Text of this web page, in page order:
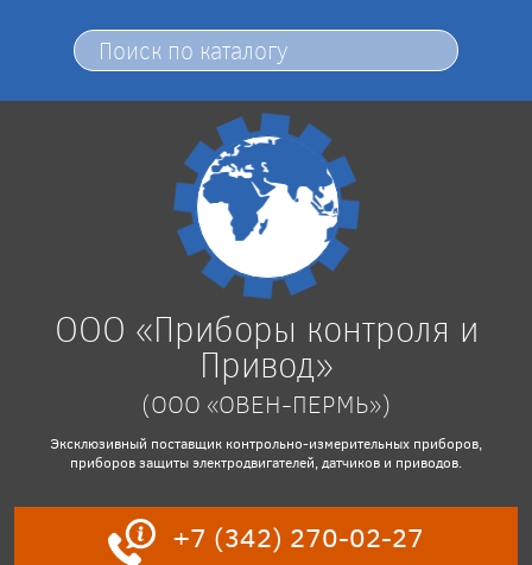
ООО «Приборы контроля и
Привод»
(ООО «ОВЕН-ПЕРМЬ»)
Эксклюзивный поставщик контрольно-измерительных приборов,
приборов защиты электродвигателей, датчиков и приводов.
+7 (342) 270-02-27